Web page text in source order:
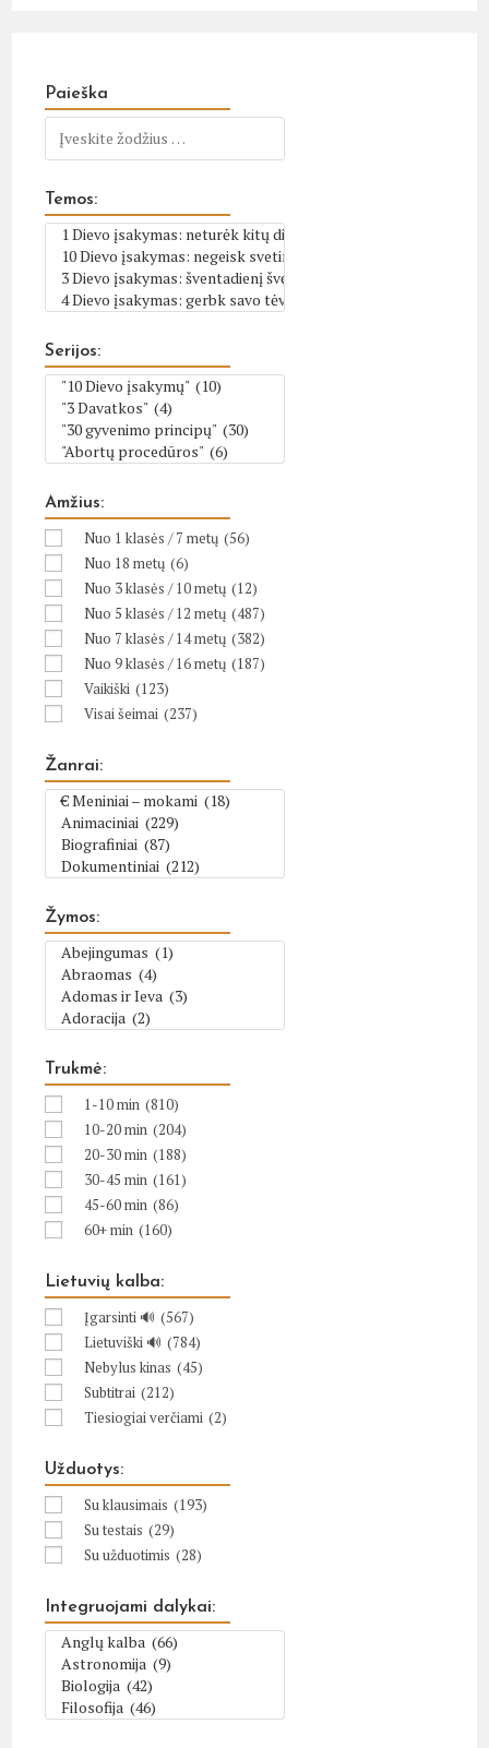
Paieška
Temos:
Serijos:
Amžius:
Nuo 1 klasės / 7 metų (56)
Nuo 18 metų (6)
Nuo 3 klasės / 10 metų (12)
Nuo 5 klasės / 12 metų (487)
Nuo 7 klasės / 14 metų (382)
Nuo 9 klasės / 16 metų (187)
Vaikiški (123)
Visai šeimai (237)
Žanrai:
Žymos:
Trukmė:
1-10 min (810)
10-20 min (204)
20-30 min (188)
30-45 min (161)
45-60 min (86)
60+ min (160)
Lietuvių kalba:
Įgarsinti 🔊 (567)
Lietuviški 🔊 (784)
Nebylus kinas (45)
Subtitrai (212)
Tiesiogiai verčiami (2)
Užduotys:
Su klausimais (193)
Su testais (29)
Su užduotimis (28)
Integruojami dalykai: